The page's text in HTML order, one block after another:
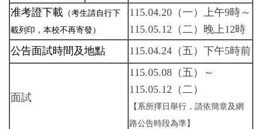
准考證下載 （考生請自行下
載列印，本校不再寄發）
115.04.20（一）上午9時～
115.05.12（二）晚上12時
公告面試時間及地點
115.04.24（五）下午5時前
面試
115.05.08（五）～
115.05.12（二）
【系所擇日舉行，請依簡章及網
路公告時段為準】